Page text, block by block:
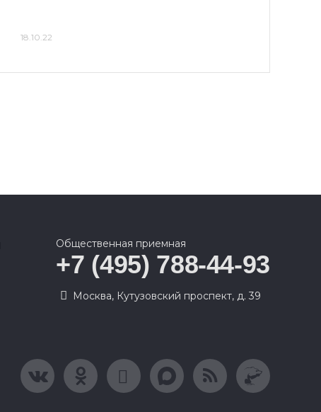
18.10.22
Общественная приемная
+7 (495) 788-44-93
Москва, Кутузовский проспект, д. 39